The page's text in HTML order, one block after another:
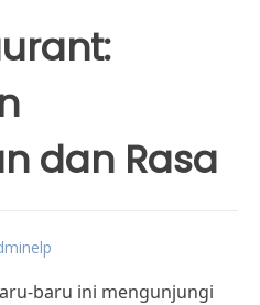
dan Rasa
baru ini mengunjungi